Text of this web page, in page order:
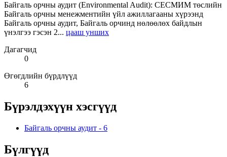
Байгаль орчны аудит (Environmental Audit): СЕСМИМ төслийн
Байгаль орчны менежментийн үйл ажиллагааны хүрээнд
Байгаль орчны аудит, Байгаль орчинд нөлөөлөх байдлын
үнэлгээ гэсэн 2... цааш унших
Дагагчид
0
Өгөгдлийн бүрдлүүд
6
Бүрэлдэхүүн хэсгүүд
Байгаль орчны аудит - 6
Бүлгүүд